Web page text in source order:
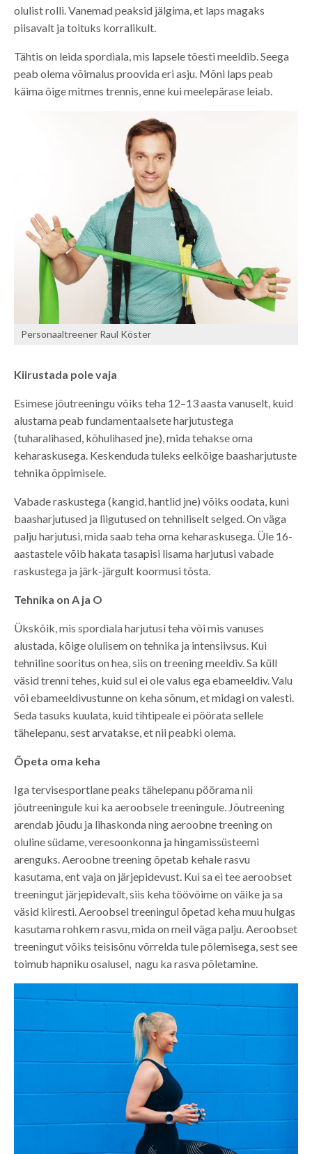
olulist rolli. Vanemad peaksid jälgima, et laps magaks
piisavalt ja toituks korralikult.
Tähtis on leida spordiala, mis lapsele tõesti meeldib. Seega
peab olema võimalus proovida eri asju. Mõni laps peab
käima õige mitmes trennis, enne kui meelepärase leiab.
Personaaltreener Raul Köster
Kiirustada pole vaja
Esimese jõutreeningu võiks teha 12–13 aasta vanuselt, kuid
alustama peab fundamentaalsete harjutustega
(tuharalihased, kõhulihased jne), mida tehakse oma
keharaskusega. Keskenduda tuleks eelkõige baasharjutuste
tehnika õppimisele.
Vabade raskustega (kangid, hantlid jne) võiks oodata, kuni
baasharjutused ja liigutused on tehniliselt selged. On väga
palju harjutusi, mida saab teha oma keharaskusega. Üle 16-
aastastele võib hakata tasapisi lisama harjutusi vabade
raskustega ja järk-järgult koormusi tõsta.
Tehnika on A ja O
Ükskõik, mis spordiala harjutusi teha või mis vanuses
alustada, kõige olulisem on tehnika ja intensiivsus. Kui
tehniline sooritus on hea, siis on treening meeldiv. Sa küll
väsid trenni tehes, kuid sul ei ole valus ega ebameeldiv. Valu
või ebameeldivustunne on keha sõnum, et midagi on valesti.
Seda tasuks kuulata, kuid tihtipeale ei pöörata sellele
tähelepanu, sest arvatakse, et nii peabki olema.
Õpeta oma keha
Iga tervisesportlane peaks tähelepanu pöörama nii
jõutreeningule kui ka aeroobsele treeningule. Jõutreening
arendab jõudu ja lihaskonda ning aeroobne treening on
oluline südame, veresoonkonna ja hingamissüsteemi
arenguks. Aeroobne treening õpetab kehale rasvu
kasutama, ent vaja on järjepidevust. Kui sa ei tee aeroobset
treeningut järjepidevalt, siis keha töövõime on väike ja sa
väsid kiiresti. Aeroobsel treeningul õpetad keha muu hulgas
kasutama rohkem rasvu, mida on meil väga palju. Aeroobset
treeningut võiks teisisõnu võrrelda tule põlemisega, sest see
toimub hapniku osalusel, nagu ka rasva põletamine.